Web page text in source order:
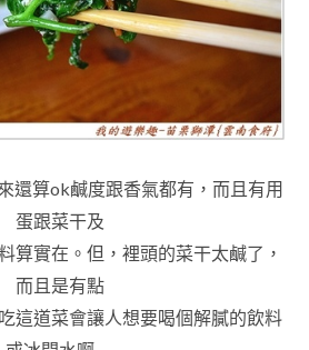
還算ok鹹度跟香氣都有 ，而且有用
蛋跟菜干及
算實在 。 但 ，裡頭的菜干太鹹了 ，
而且是有點
吃這道菜會讓人想要喝個解膩的飲料